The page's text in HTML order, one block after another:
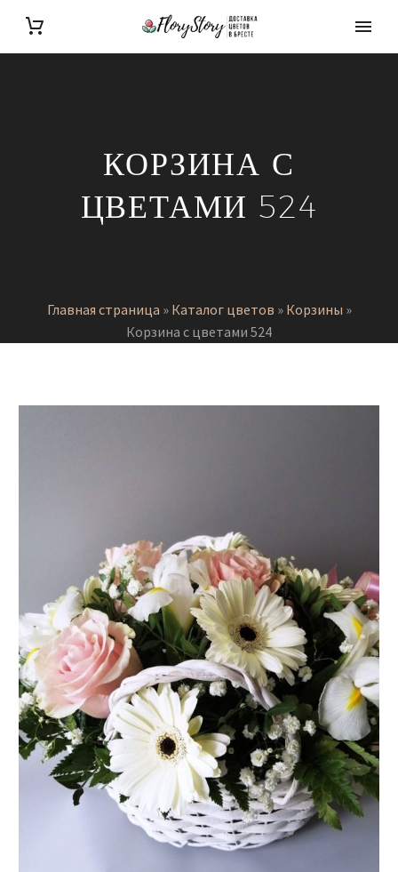
КОРЗИНА С
ЦВЕТАМИ 524
Главная страница » Каталог цветов » Корзины »
Корзина с цветами 524